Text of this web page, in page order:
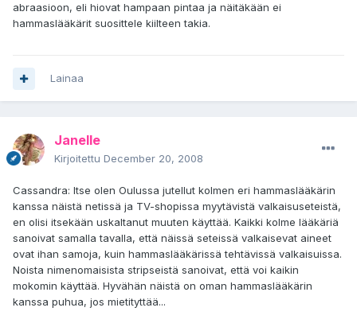
abraasioon, eli hiovat hampaan pintaa ja näitäkään ei
hammaslääkärit suosittele kiilteen takia.
Lainaa
Janelle
Kirjoitettu December 20, 2008
Cassandra: Itse olen Oulussa jutellut kolmen eri hammaslääkärin
kanssa näistä netissä ja TV-shopissa myytävistä valkaisuseteistä,
en olisi itsekään uskaltanut muuten käyttää. Kaikki kolme lääkäriä
sanoivat samalla tavalla, että näissä seteissä valkaisevat aineet
ovat ihan samoja, kuin hammaslääkärissä tehtävissä valkaisuissa.
Noista nimenomaisista stripseistä sanoivat, että voi kaikin
mokomin käyttää. Hyvähän näistä on oman hammaslääkärin
kanssa puhua, jos mietityttää...